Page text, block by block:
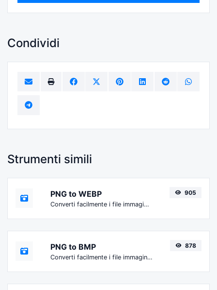
Condividi
Strumenti simili
PNG to WEBP
Converti facilmente i file immagine PNG in WEBP.
905
PNG to BMP
Converti facilmente i file immagine PNG in BMP.
878